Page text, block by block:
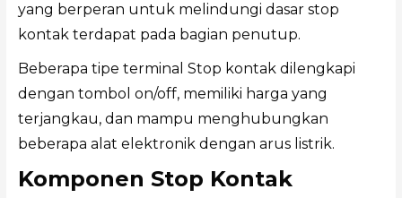
yang berperan untuk melindungi dasar stop
kontak terdapat pada bagian penutup.
Beberapa tipe terminal Stop kontak dilengkapi
dengan tombol on/off, memiliki harga yang
terjangkau, dan mampu menghubungkan
beberapa alat elektronik dengan arus listrik.
Komponen Stop Kontak